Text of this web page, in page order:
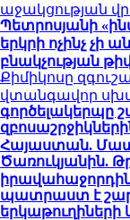
աջակցության
Պետրոսյանի
երկրի ոչինչ չի
բնակչության
Քիմիկոսը
վտանգավոր
գործելակերպը
Հայաստան.
Ծառուկյանին.
պատրաստ է
երկաթուղիների